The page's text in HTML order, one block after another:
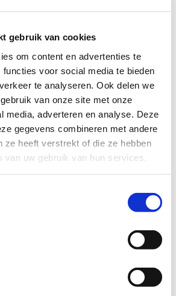
gebruik van cookies
om content en advertenties te
functies voor social media te bieden
te analyseren. Ook delen we
van onze site met onze
media, adverteren en analyse. Deze
gegevens combineren met andere
ze heeft verstrekt of die ze hebben
van uw gebruik van hun services.